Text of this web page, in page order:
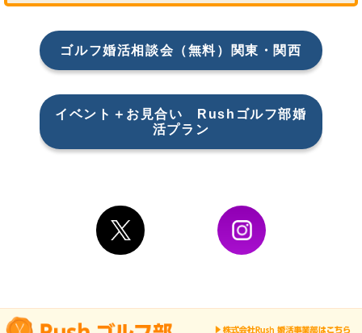
ゴルフ婚活相談会（無料）関東・関西
イベント＋お見合い Rushゴルフ部婚
活プラン